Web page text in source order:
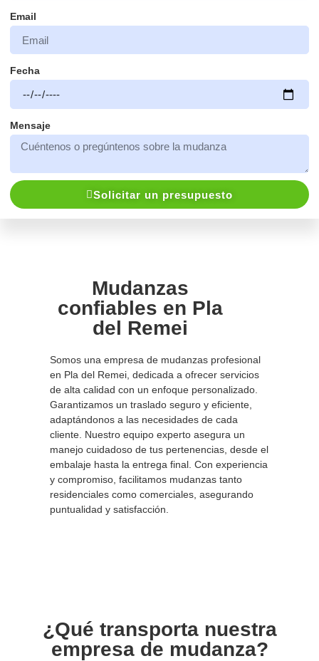
Email
Fecha
Mensaje
Solicitar un presupuesto
Mudanzas
confiables en Pla
del Remei
Somos una empresa de mudanzas profesional
en Pla del Remei, dedicada a ofrecer servicios
de alta calidad con un enfoque personalizado.
Garantizamos un traslado seguro y eficiente,
adaptándonos a las necesidades de cada
cliente. Nuestro equipo experto asegura un
manejo cuidadoso de tus pertenencias, desde el
embalaje hasta la entrega final. Con experiencia
y compromiso, facilitamos mudanzas tanto
residenciales como comerciales, asegurando
puntualidad y satisfacción.
¿Qué transporta nuestra
empresa de mudanza?